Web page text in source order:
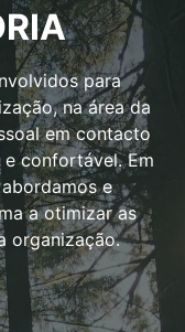
para
na área da
em contacto
confortável. Em
e
a otimizar as
organização.